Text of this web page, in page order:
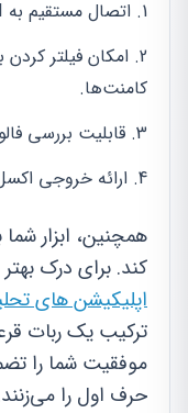
اتصال مستقیم به API گراف اینستاگرام برای دقت بالا.
امکان فیلتر
کامنت‌ها.
قابلیت بررسی
ارائه خروجی
همچنین، ابزار
کند. برای درک
اپلیکیشن های
ترکیب یک ربات
حرف اول را